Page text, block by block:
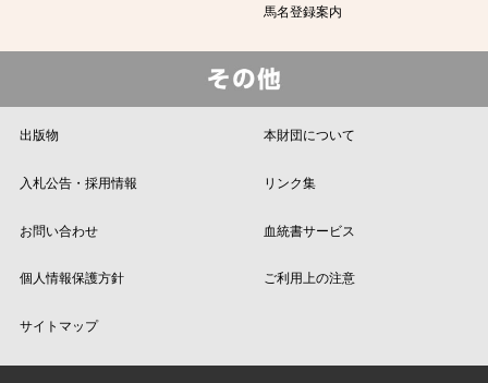
馬名登録案内
出版物 本財団について
入札公告・採用情報 リンク集
お問い合わせ 血統書サービス
個人情報保護方針 ご利用上の注意
サイトマップ